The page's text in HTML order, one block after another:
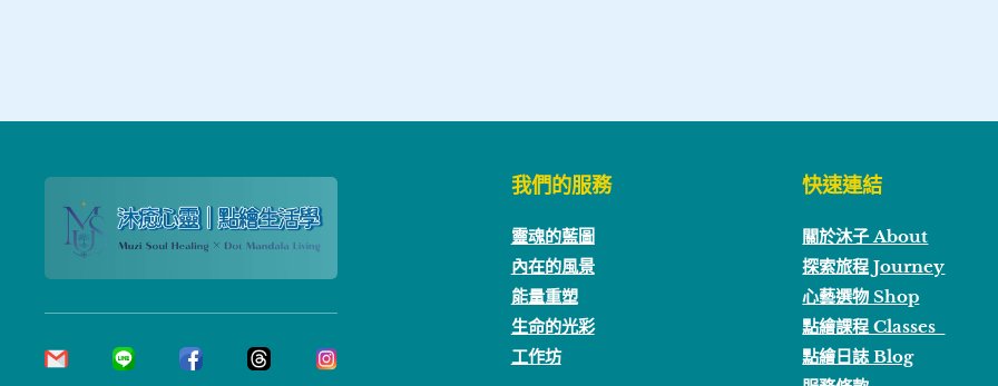
我們的服務
靈魂的藍圖
內在的風景
能量重塑
生命的光彩
工作坊
快速連結
關於沐子 About
探索旅程 Journey
心藝選物 Shop
點繪課程 Classes
點繪日誌 Blog